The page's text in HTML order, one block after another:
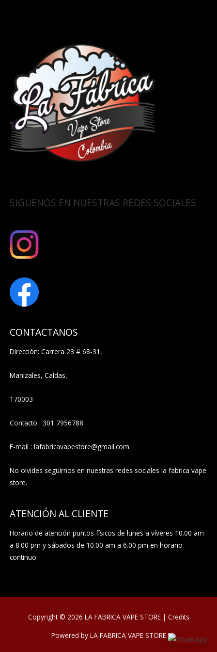
SIGUENOS EN NUESTRAS REDES SOCIALES
CONTACTANOS
Dirección: Carrera 23 # 68-31,
Manizales, Caldas,
170003
Contacto : 301 7956788
E-mail : lafabricavapestore@gmail.com
No olvides seguirnos en nuestras redes sociales la fabrica vape
store.
ATENCIÓN AL CLIENTE
Horario de atención puntos físicos de lunes a víveres 10.00 am
a 8.00 pm y sábados de 10.00 am a 6.00 pm en horario
continuo.
Copyright © 2026 LA FABRICA VAPE STORE| Credits
Powered by LA FABRICA VAPE STORE